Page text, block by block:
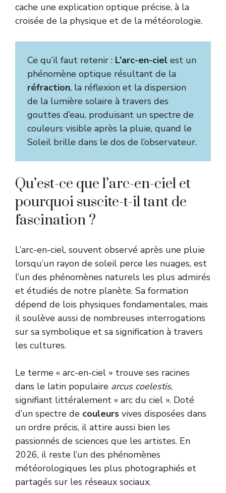
cache une explication optique précise, à la
croisée de la physique et de la météorologie.
Ce qu’il faut retenir : L’arc-en-ciel est un
phénomène optique résultant de la
réfraction, la réflexion et la dispersion
de la lumière solaire à travers des
gouttes d’eau, produisant un spectre de
couleurs visible après la pluie, quand le
Soleil brille dans le dos de l’observateur.
Qu’est-ce que l’arc-en-ciel et
pourquoi suscite-t-il tant de
fascination ?
L’arc-en-ciel, souvent observé après une pluie
lorsqu’un rayon de soleil perce les nuages, est
l’un des phénomènes naturels les plus admirés
et étudiés de notre planète. Sa formation
dépend de lois physiques fondamentales, mais
il soulève aussi de nombreuses interrogations
sur sa symbolique et sa signification à travers
les cultures.
Le terme « arc-en-ciel » trouve ses racines
dans le latin populaire arcus coelestis,
signifiant littéralement « arc du ciel ». Doté
d’un spectre de couleurs vives disposées dans
un ordre précis, il attire aussi bien les
passionnés de sciences que les artistes. En
2026, il reste l’un des phénomènes
météorologiques les plus photographiés et
partagés sur les réseaux sociaux.